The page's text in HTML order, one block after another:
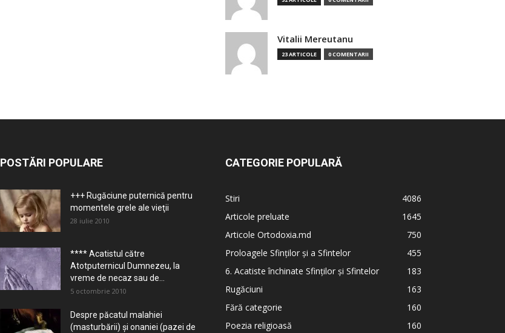
Vitalii Mereutanu
23 ARTICOLE 0 COMENTARII
POSTĂRI POPULARE
+++ Rugăciune puternică pentru
momentele grele ale vieţii
28 iulie 2010
**** Acatistul către
Atotputernicul Dumnezeu, la
vreme de necaz sau de...
5 octombrie 2010
Despre păcatul malahiei
(masturbării) şi onaniei (pazei de
CATEGORIE POPULARĂ
Stiri
4086
Articole preluate
1645
Articole Ortodoxia.md
750
Proloagele Sfinților și a Sfintelor
455
6. Acatiste închinate Sfinților și Sfintelor
183
Rugăciuni
163
Fără categorie
160
Poezia religioasă
160